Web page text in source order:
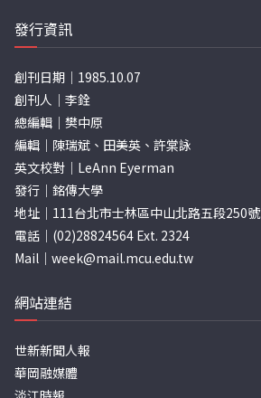
發行資訊
創刊日期｜1985.10.07
創刊人｜李銓
總編輯｜樊中原
編輯｜陳瑞斌、田美英、許棠詠
英文校對｜LeAnn Eyerman
發行｜銘傳大學
地址｜111台北市士林區中山北路五段250號
電話｜(02)28824564 Ext. 2324
Mail｜ week@mail.mcu.edu.tw
網站連結
世新新聞人報
華岡融媒體